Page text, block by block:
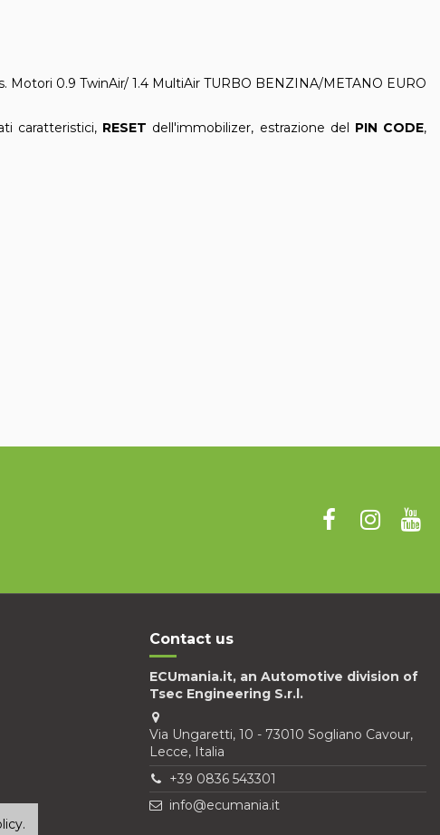
Motori 0.9 TwinAir/ 1.4 MultiAir TURBO BENZINA/METANO EURO
caratteristici, RESET dell'immobilizer, estrazione del PIN CODE,
Contact us
ECUmania.it, an Automotive division of
Tsec Engineering S.r.l.
Via Ungaretti, 10 - 73010 Sogliano Cavour,
Lecce, Italia
+39 0836 543301
info@ecumania.it
.